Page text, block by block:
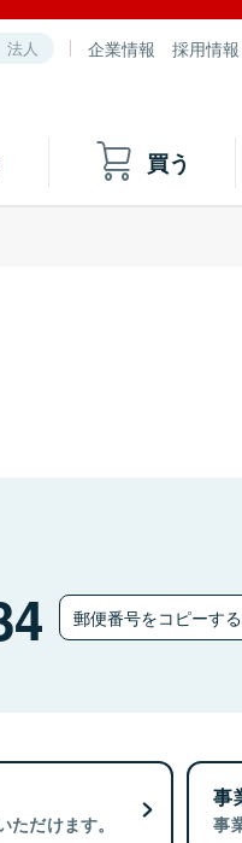
法人 企業情報 採用情報
買う
郵便番号をコピーする
だけます。
事
事